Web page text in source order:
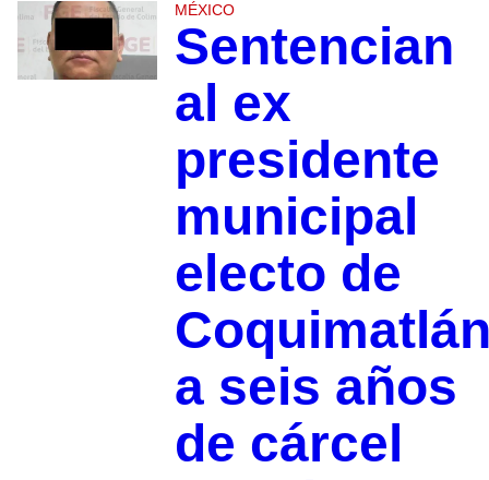
MÉXICO
Sentencian
al ex
presidente
municipal
electo de
a seis años
de cárcel